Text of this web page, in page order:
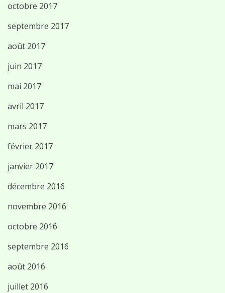
octobre 2017
septembre 2017
août 2017
juin 2017
mai 2017
avril 2017
mars 2017
février 2017
janvier 2017
décembre 2016
novembre 2016
octobre 2016
septembre 2016
août 2016
juillet 2016